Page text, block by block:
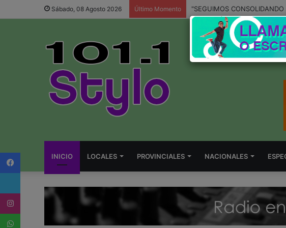
Sábado, 08 Agosto 2026 Último Momento
INICIO LOCALES PROVINCIALES NACIONALES
Twitter
Instagram